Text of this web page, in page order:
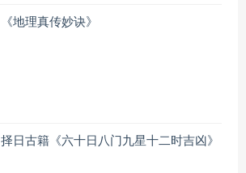
《地理真传妙诀》
择日古籍《六十日八门九星十二时吉凶》